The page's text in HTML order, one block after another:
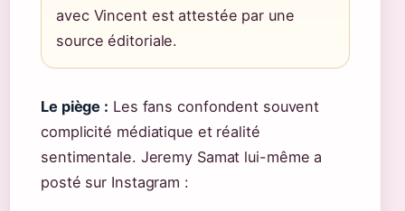
avec Vincent est attestée par une
source éditoriale.
Le piège : Les fans confondent souvent
complicité médiatique et réalité
sentimentale. Jeremy Samat lui-même a
posté sur Instagram :